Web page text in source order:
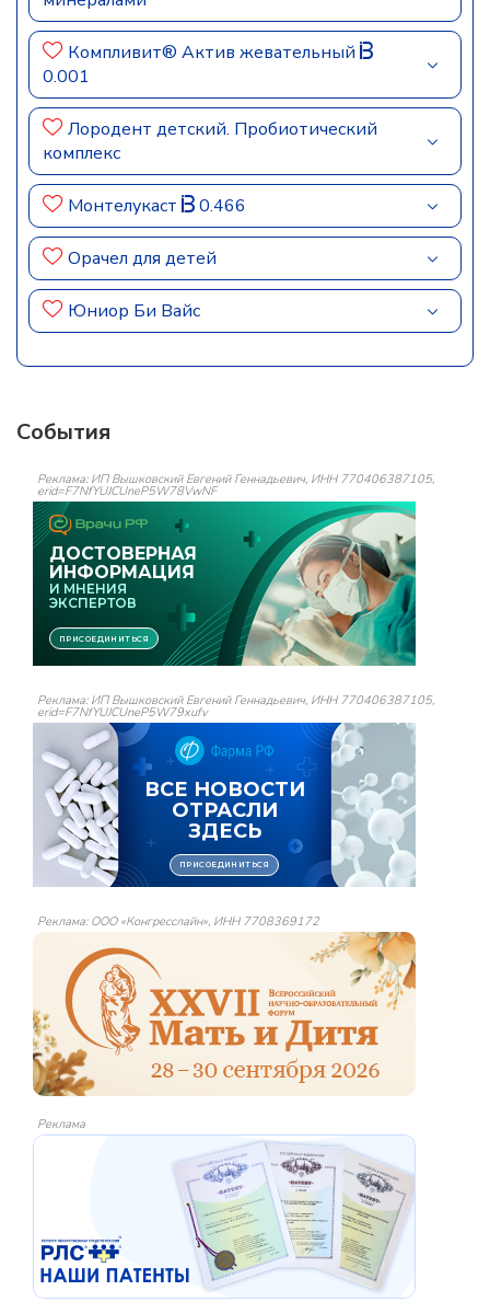
Компливит® Актив жевательный
0.001
Лородент детский. Пробиотический
комплекс
Монтелукаст 0.466
Орачел для детей
Юниор Би Вайс
События
Реклама: ИП Вышковский Евгений Геннадьевич, ИНН 770406387105,
erid=F7NfYUJCUneP5W78VwNF
Реклама: ИП Вышковский Евгений Геннадьевич, ИНН 770406387105,
erid=F7NfYUJCUneP5W79xufv
Реклама: ООО «Конгресслайн», ИНН 7708369172
Реклама